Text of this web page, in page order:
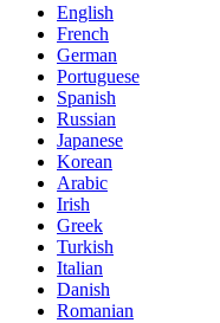
English
French
German
Portuguese
Spanish
Russian
Japanese
Korean
Arabic
Irish
Greek
Turkish
Italian
Danish
Romanian